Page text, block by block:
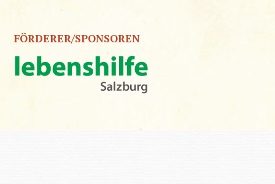
FÖRDERER/SPONSOREN